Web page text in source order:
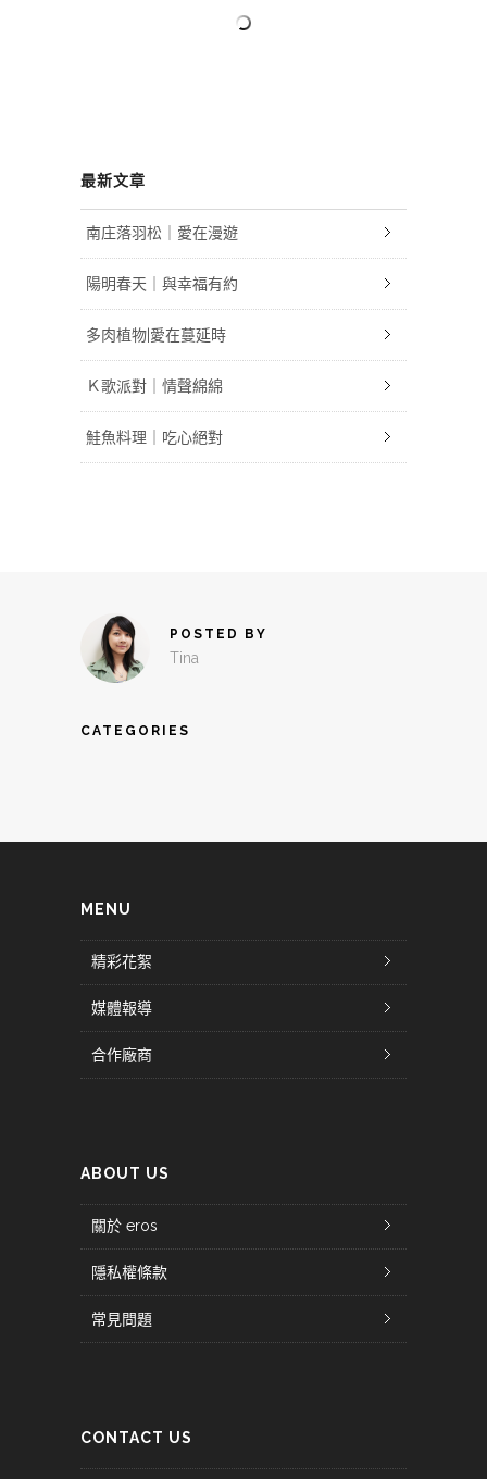
最新文章
南庄落羽松｜愛在漫遊
陽明春天｜與幸福有約
多肉植物|愛在蔓延時
Ｋ歌派對｜情聲綿綿
鮭魚料理｜吃心絕對
POSTED BY
Tina
CATEGORIES
MENU
精彩花絮
媒體報導
合作廠商
ABOUT US
關於 eros
隱私權條款
常見問題
CONTACT US